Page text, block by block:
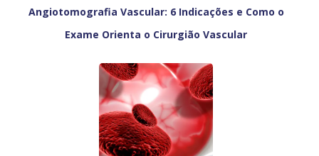
Angiotomografia Vascular: 6 Indicações e Como o
Exame Orienta o Cirurgião Vascular